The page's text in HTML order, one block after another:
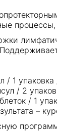
/ 1
/ 2
/ 1
–